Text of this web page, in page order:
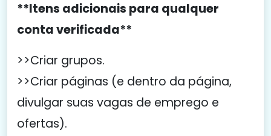
**Itens adicionais para qualquer
conta verificada**
>>Criar grupos.
>>Criar páginas (e dentro da página,
divulgar suas vagas de emprego e
ofertas).